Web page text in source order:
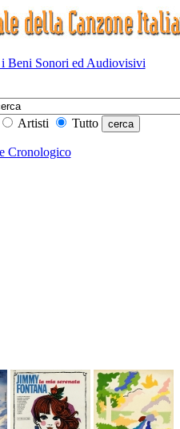
Beni Sonori ed Audiovisivi
Artisti Tutto
Cronologico